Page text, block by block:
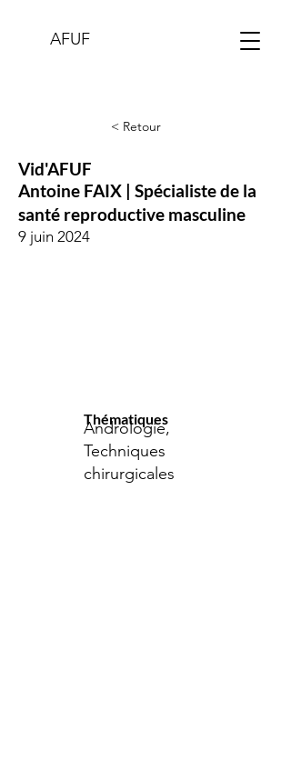
AFUF
< Retour
Vid'AFUF
Antoine FAIX | Spécialiste de la
santé reproductive masculine
9 juin 2024
Thématiques
Andrologie,
Techniques
chirurgicales